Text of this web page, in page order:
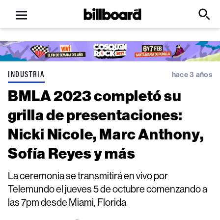
Open
menu
Billboard
Click
Input
INDUSTRIA hace 3 años
BMLA 2023 completó su
grilla de presentaciones:
Nicki Nicole, Marc Anthony,
Sofía Reyes y más
La ceremonia se transmitirá en vivo por
Telemundo el jueves 5 de octubre comenzando a
las 7pm desde Miami, Florida